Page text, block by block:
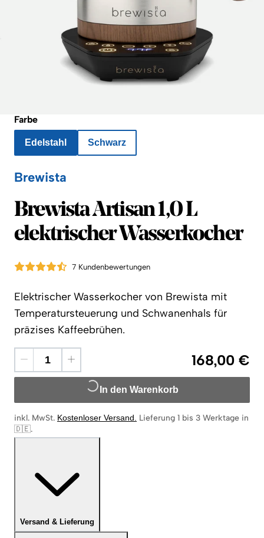
Farbe
Edelstahl Schwarz
Brewista
Brewista
Brewista Artisan 1,0 L
elektrischer Wasserkocher
7 Kundenbewertungen
Elektrischer Wasserkocher von Brewista mit
Temperatursteuerung und Schwanenhals für
präzises Kaffeebrühen.
168,00 €
In den Warenkorb
inkl. MwSt. Kostenloser Versand. Lieferung 1 bis 3 Werktage in
🇩🇪.
Versand & Lieferung